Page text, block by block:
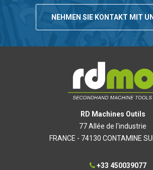
NEHMEN SIE KONTAKT MIT
RD Machines Outils
77 Allée de l'industrie
FRANCE - 74130 CONTAMINE
+33 450039077